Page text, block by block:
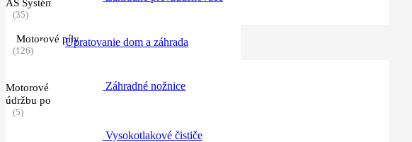
Upratovanie dom a záhrada
Záhradné nožnice
Vysokotlakové čističe
AS Systém a AI Systém
(35)
Motorové píly
(126)
Motorové píly pre rezanie palivového dreva a
údržbu pozemku
(5)